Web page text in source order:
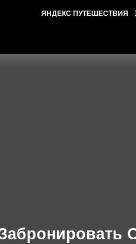
ЯНДЕКС ПУТЕШЕСТВИЯ